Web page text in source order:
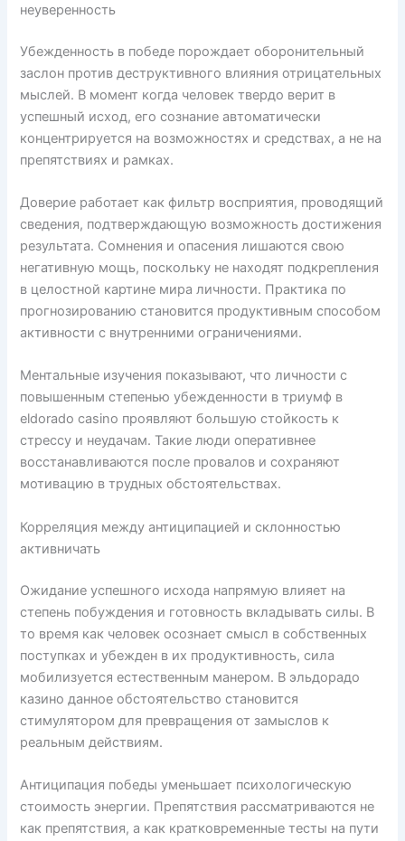
неуверенность
Убежденность в победе порождает оборонительный
заслон против деструктивного влияния отрицательных
мыслей. В момент когда человек твердо верит в
успешный исход, его сознание автоматически
концентрируется на возможностях и средствах, а не на
препятствиях и рамках.
Доверие работает как фильтр восприятия, проводящий
сведения, подтверждающую возможность достижения
результата. Сомнения и опасения лишаются свою
негативную мощь, поскольку не находят подкрепления
в целостной картине мира личности. Практика по
прогнозированию становится продуктивным способом
активности с внутренними ограничениями.
Ментальные изучения показывают, что личности с
повышенным степенью убежденности в триумф в
eldorado casino проявляют большую стойкость к
стрессу и неудачам. Такие люди оперативнее
восстанавливаются после провалов и сохраняют
мотивацию в трудных обстоятельствах.
Корреляция между антиципацией и склонностью
активничать
Ожидание успешного исхода напрямую влияет на
степень побуждения и готовность вкладывать силы. В
то время как человек осознает смысл в собственных
поступках и убежден в их продуктивность, сила
мобилизуется естественным манером. В эльдорадо
казино данное обстоятельство становится
стимулятором для превращения от замыслов к
реальным действиям.
Антиципация победы уменьшает психологическую
стоимость энергии. Препятствия рассматриваются не
как препятствия, а как кратковременные тесты на пути